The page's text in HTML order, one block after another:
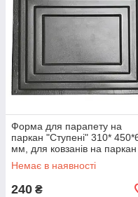
Форма для парапету на
паркан "Ступені" 310*
мм, для ковзанів на паркан
Немає в наявності
240 ₴